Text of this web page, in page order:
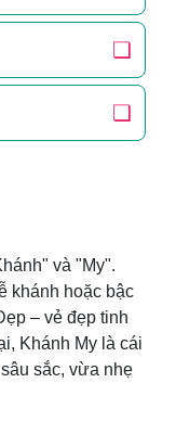
❏
❏
và "My".
khánh hoặc bậc
– vẻ đẹp tinh
Khánh My là cái
sắc, vừa nhẹ